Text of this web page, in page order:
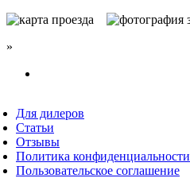
»
Для дилеров
Статьи
Отзывы
Политика конфиденциальности
Пользовательское соглашение